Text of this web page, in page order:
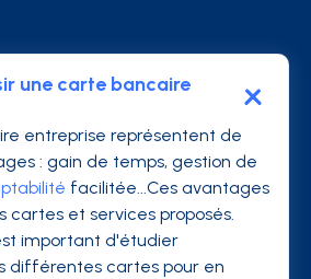
une carte bancaire
entreprise représentent de
: gain de temps, gestion de
facilitée...Ces avantages
cartes et services proposés.
important d'étudier
différentes cartes pour en